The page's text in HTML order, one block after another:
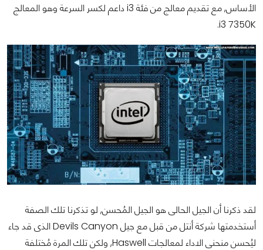
الأساس, مع تقديم معالج من فئة i3 داعم لكسر السرعة وهو المعالج
i3 7350K.
لقد ذكرنا أن الجيل الحالى هو الجيل المُحسن, لو تذكرنا تلك الصفة
أستخدمتها شركة أنتل من قبل مع جيل Devils Canyon الذى قد جاء
ليُحسن منحنى الاداء لمعالجات Haswell, ولكن تلك المرة مُختلفة